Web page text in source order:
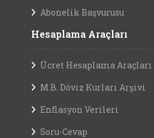
Abonelik Başvurusu
Hesaplama Araçları
Ücret Hesaplama Araçları
M.B. Döviz Kurları Arşivi
Enflasyon Verileri
Soru-Cevap